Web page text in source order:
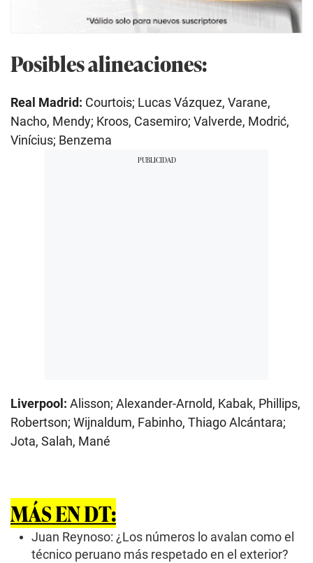
Posibles alineaciones:
Real Madrid: Courtois; Lucas Vázquez, Varane,
Nacho, Mendy; Kroos, Casemiro; Valverde, Modrić,
Vinícius; Benzema
Liverpool: Alisson; Alexander-Arnold, Kabak, Phillips,
Robertson; Wijnaldum, Fabinho, Thiago Alcántara;
Jota, Salah, Mané
MÁS EN DT:
Juan Reynoso: ¿Los números lo avalan como el
técnico peruano más respetado en el exterior?